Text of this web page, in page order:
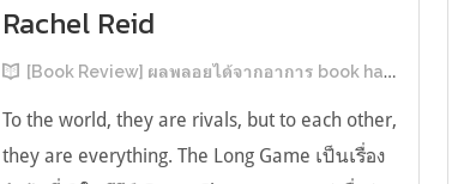
Rachel Reid
[Book Review] ผลพลอยได้จากอาการ book hangover หลังอ่านสารพัน MM Romance
To the world, they are rivals, but to each other,
they are everything. The Long Game เป็นเรื่อง